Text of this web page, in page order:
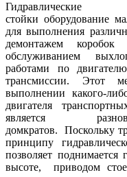
стойки оборудование
для выполнения
демонтажем
обслуживанием
работами по
трансмиссии. Этот
выполнении какого-
двигателя
является
домкратов. Поскольку
принципу
позволяет поднимается
высоте, приводом